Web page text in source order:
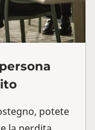
potete